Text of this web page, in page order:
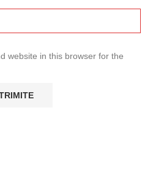
website in this browser for the